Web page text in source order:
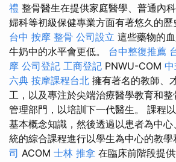
禮 整骨醫生在提供家庭醫學、普通內
婦科等初級保健專業方面有著悠久的歷
台中 按摩 整骨 公司設立 這些藥物的
牛奶中的水平會更低。 台中整復推薦
摩 公司登記 工商登記 PNWU-COM
六典 按摩課程台北 擁有著名的教師、
工，以及專注於尖端治療醫學教育和
管理部門，以培訓下一代醫生。 課程
基本概念知識，然後透過以患者為中
統的綜合課程進行以學生為中心的教學
司 ACOM 士林 推拿 在臨床前階段提